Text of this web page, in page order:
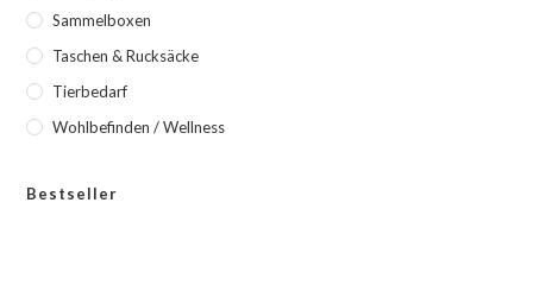
Sammelboxen
Taschen & Rucksäcke
Tierbedarf
Wohlbefinden / Wellness
Bestseller